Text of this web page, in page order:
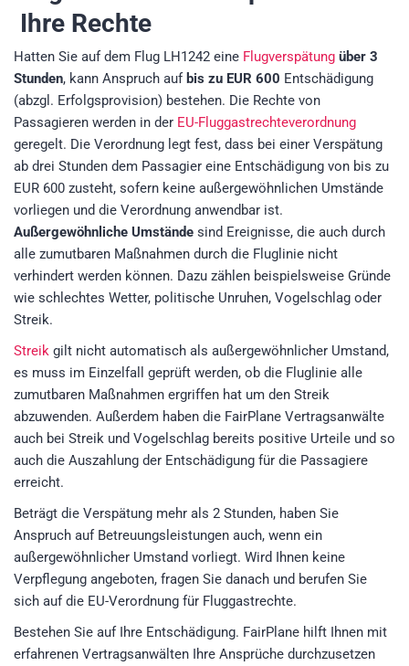
Ihre Rechte
Hatten Sie auf dem Flug LH1242 eine Flugverspätung über 3
Stunden, kann Anspruch auf bis zu EUR 600 Entschädigung
(abzgl. Erfolgsprovision) bestehen. Die Rechte von
Passagieren werden in der EU-Fluggastrechteverordnung
geregelt. Die Verordnung legt fest, dass bei einer Verspätung
ab drei Stunden dem Passagier eine Entschädigung von bis zu
EUR 600 zusteht, sofern keine außergewöhnlichen Umstände
vorliegen und die Verordnung anwendbar ist.
Außergewöhnliche Umstände sind Ereignisse, die auch durch
alle zumutbaren Maßnahmen durch die Fluglinie nicht
verhindert werden können. Dazu zählen beispielsweise Gründe
wie schlechtes Wetter, politische Unruhen, Vogelschlag oder
Streik.
Streik gilt nicht automatisch als außergewöhnlicher Umstand,
es muss im Einzelfall geprüft werden, ob die Fluglinie alle
zumutbaren Maßnahmen ergriffen hat um den Streik
abzuwenden. Außerdem haben die FairPlane Vertragsanwälte
auch bei Streik und Vogelschlag bereits positive Urteile und so
auch die Auszahlung der Entschädigung für die Passagiere
erreicht.
Beträgt die Verspätung mehr als 2 Stunden, haben Sie
Anspruch auf Betreuungsleistungen auch, wenn ein
außergewöhnlicher Umstand vorliegt. Wird Ihnen keine
Verpflegung angeboten, fragen Sie danach und berufen Sie
sich auf die EU-Verordnung für Fluggastrechte.
Bestehen Sie auf Ihre Entschädigung. FairPlane hilft Ihnen mit
erfahrenen Vertragsanwälten Ihre Ansprüche durchzusetzen